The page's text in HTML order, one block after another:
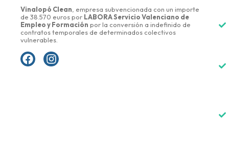
Vinalopó Clean, empresa subvencionada con un importe
de 38.570 euros por LABORA Servicio Valenciano de
Empleo y Formación por la conversión a indefinido de
contratos temporales de determinados colectivos
vulnerables.